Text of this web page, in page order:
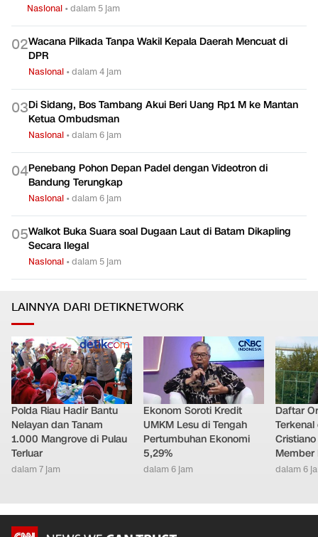
Nasional •dalam 5 jam
02Wacana Pilkada Tanpa Wakil Kepala Daerah Mencuat di
DPR
Nasional •dalam 4 jam
03Di Sidang, Bos Tambang Akui Beri Uang Rp1 M ke Mantan
Ketua Ombudsman
Nasional •dalam 6 jam
04Penebang Pohon Depan Padel dengan Videotron di
Bandung Terungkap
Nasional •dalam 6 jam
05Walkot Buka Suara soal Dugaan Laut di Batam Dikapling
Secara Ilegal
Nasional •dalam 5 jam
LAINNYA DARI DETIKNETWORK
Polda Riau Hadir Bantu
Nelayan dan Tanam
1.000 Mangrove di Pulau
Terluar
dalam 7 jam
Ekonom Soroti Kredit
UMKM Lesu di Tengah
Pertumbuhan Ekonomi
5,29%
dalam 6 jam
Daftar
Terkenal
Member
dalam 6